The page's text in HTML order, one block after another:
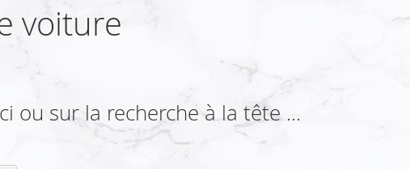
voiture
ou sur la recherche à la tête ...